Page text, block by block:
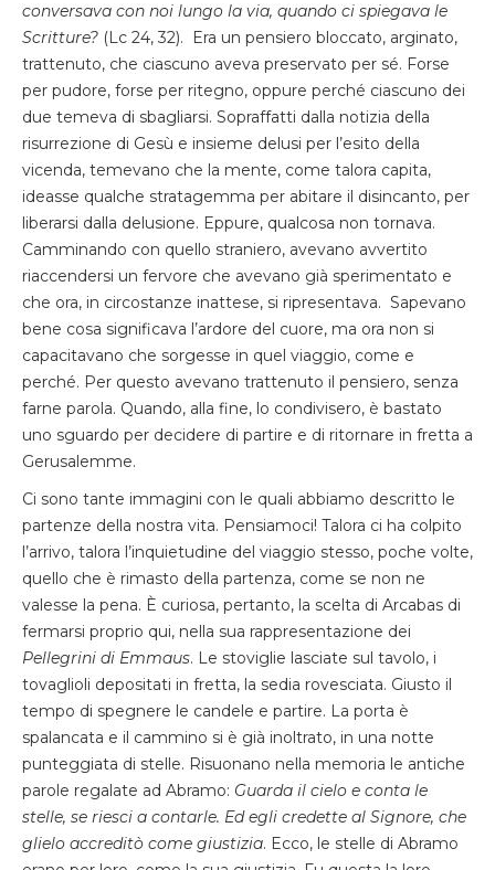
conversava con noi lungo la via, quando ci spiegava le
Scritture? (Lc 24, 32). Era un pensiero bloccato, arginato,
trattenuto, che ciascuno aveva preservato per sé. Forse
per pudore, forse per ritegno, oppure perché ciascuno dei
due temeva di sbagliarsi. Sopraffatti dalla notizia della
risurrezione di Gesù e insieme delusi per l’esito della
vicenda, temevano che la mente, come talora capita,
ideasse qualche stratagemma per abitare il disincanto, per
liberarsi dalla delusione. Eppure, qualcosa non tornava.
Camminando con quello straniero, avevano avvertito
riaccendersi un fervore che avevano già sperimentato e
che ora, in circostanze inattese, si ripresentava. Sapevano
bene cosa significava l’ardore del cuore, ma ora non si
capacitavano che sorgesse in quel viaggio, come e
perché. Per questo avevano trattenuto il pensiero, senza
farne parola. Quando, alla fine, lo condivisero, è bastato
uno sguardo per decidere di partire e di ritornare in fretta a
Gerusalemme.
Ci sono tante immagini con le quali abbiamo descritto le
partenze della nostra vita. Pensiamoci! Talora ci ha colpito
l’arrivo, talora l’inquietudine del viaggio stesso, poche volte,
quello che è rimasto della partenza, come se non ne
valesse la pena. È curiosa, pertanto, la scelta di Arcabas di
fermarsi proprio qui, nella sua rappresentazione dei
Pellegrini di Emmaus. Le stoviglie lasciate sul tavolo, i
tovaglioli depositati in fretta, la sedia rovesciata. Giusto il
tempo di spegnere le candele e partire. La porta è
spalancata e il cammino si è già inoltrato, in una notte
punteggiata di stelle. Risuonano nella memoria le antiche
parole regalate ad Abramo: Guarda il cielo e conta le
stelle, se riesci a contarle. Ed egli credette al Signore, che
glielo accreditò come giustizia. Ecco, le stelle di Abramo